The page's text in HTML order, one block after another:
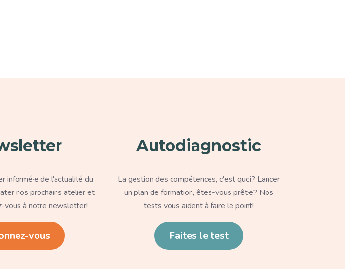
informé·e de l'actualité du
nos prochains atelier et
vous à notre newsletter!
vous
Autodiagnostic
La gestion des compétences, c'est quoi? Lancer
un plan de formation, êtes-vous prêt·e? Nos
tests vous aident à faire le point!
Faites le test